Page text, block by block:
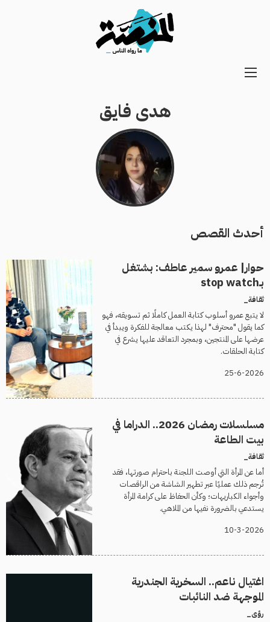
Main
هدى فايق
أحدث القصص
حوار| عمرو سمير عاطف: بشتغل
بـstop watch
ثقافة_
لا يتبع عمرو أسلوب كتابة العمل كاملًا ثم تسويقه، فهو
كما يقول "محترف" لهذا يكتب معالجة للفكرة ويبدأ في
عرضها على المنتجين، وبمجرد التعاقد عليها يشرع في
كتابة الحلقات.
25-6-2026
مسلسلات رمضان 2026.. الدراما في
بيت الطاعة
ثقافة_
أما عن المرأة التي أوصت اللجنة باحترام صورتها، فقد
تُرجم ذلك عمليًا عبر تطهير الشاشة من الراقصات
وأجواء الكباريهات؛ وكأن الحفاظ على كرامة المرأة
يستدعي بالضرورة نفيها من الملاهي.
10-3-2026
اغتيال ناعم.. السخرية الجندرية
الموجهة ضد النائبات
رؤى_